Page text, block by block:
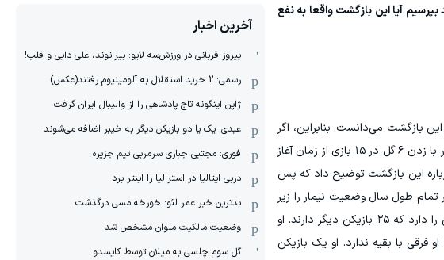
آیا این بازگشت واقعا به نفع
بازگشت می‌دانست. بنابراین، اگر
نابغه سابق پاریس و بارسا اکنون در لیست است، این یک هدیه احساسی یا انتخابی از روی نوستالژی نیست. نیمار با زدن ۶ گل در ۱۵ بازی از زمان آغاز
این بازگشت توضیح داد که پس
طول سال وضعیت نیمار را زیر
نظر داشتیم. او بازیکن مهمی است و در این جام جهانی نقش خود را خواهد داشت. او همان وظایف و تعهداتی را دارد که ۲۵ بازیکن دیگر دارند. او
با بقیه ندارد. او یک بازیکن
آخرین اخبار
پیروز قربانی در ورزش‌سه لایو: بیرانوند، علی دایی و قلب!
رسمی: 2 خرید استقلال به آلومینیوم رفتند(عکس)
ژاپن اینگونه تاج پادشاهی را از والیبال ایران گرفت
عبدی: یک یا دو بازیکن دیگر به خیبر اضافه می‌شوند
فوری: مجتبی جباری سرمربی تیم جزیره
دربی ایتالیا در استرالیا را اینتر برد
بدترین خبر عمر لئو: خورخه مسی درگذشت
وضعیت مالکیت ملوان مشخص شد
گل سوم چلسی به میلان توسط کایسدو